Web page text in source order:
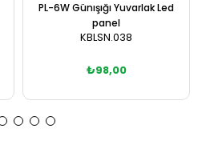
PL-6W Günışığı Yuvarlak Led
panel
KBLSN.038
₺98,00